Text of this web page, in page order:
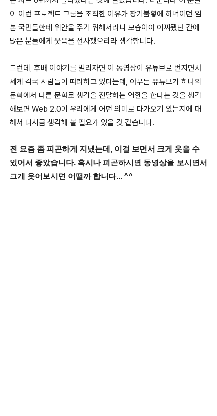
이 이런 프로젝트 그룹을 조직한 이유가 장기불황에 허덕이던 일
본 국민들한테 위안을 주기 위해서라니 모습이야 어찌됐던 간에
많은 분들에게 웃음을 선사했으리라 생각합니다.
그런데, 후배 이야기를 빌리자면 이 동영상이 유튜브로 번지면서
세계 각국 사람들이 따라하고 있다는데, 아무튼 유튜브가 하나의
문화에서 다른 문화로 생각을 전달하는 역할을 한다는 것을 생각
해보면 Web 2.0이 우리에게 어떤 의미로 다가오기 있는지에 대
해서 다시금 생각해 볼 필요가 있을 것 같습니다.
전 요즘 좀 피곤하게 지냈는데, 이걸 보면서 크게 웃을 수
있어서 좋았습니다. 혹시나 피곤하시면 동영상을 보시면서
크게 웃어보시면 어떨까 합니다... ^^